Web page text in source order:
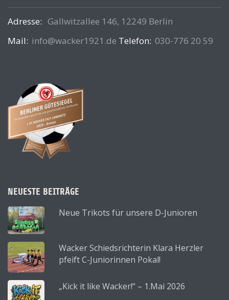
Adresse: Gallwitzallee 146, 12249 Berlin
Mail: info@wacker1921.de Telefon: 030-776 20 59
NEUESTE BEITRÄGE
Neue Trikots für unsere D-Junioren
Wacker Schiedsrichterin Klara Herzler
pfeift C-Juniorinnen Pokal!
„Kick it like Wacker!“ – 1.Mai 2026